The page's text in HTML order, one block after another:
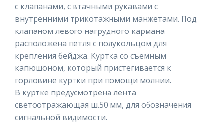
с клапанами, с втачными рукавами с
внутренними трикотажными манжетами. Под
клапаном левого нагрудного кармана
расположена петля с полукольцом для
крепления бейджа. Куртка со съемным
капюшоном, который пристегивается к
горловине куртки при помощи молнии.
В куртке предусмотрена лента
светоотражающая ш.50 мм, для обозначения
сигнальной видимости.